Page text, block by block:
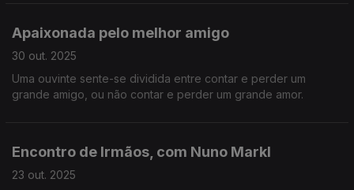
Apaixonada pelo melhor amigo
30 out. 2025
Uma ouvinte sente-se dividida entre contar e perder um
grande amigo, ou não contar e perder um grande amor.
Encontro de Irmãos, com Nuno Markl
23 out. 2025